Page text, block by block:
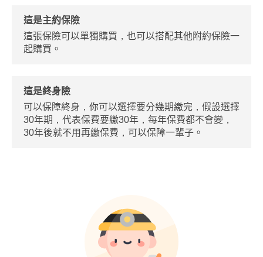
這是主約保險
這張保險可以單獨購買，也可以搭配其他附約保險一
起購買。
這是終身險
可以保障終身，你可以選擇要分幾期繳完，假設選擇
30年期，代表保費要繳30年，每年保費都不會變，
30年後就不用再繳保費，可以保障一輩子。